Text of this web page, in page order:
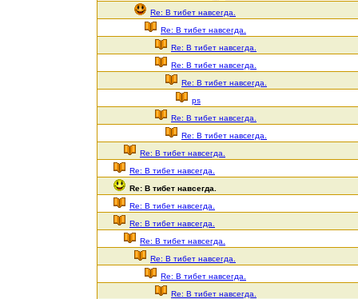
Re: В тибет навсегда.
Re: В тибет навсегда.
Re: В тибет навсегда.
Re: В тибет навсегда.
Re: В тибет навсегда.
ps
Re: В тибет навсегда.
Re: В тибет навсегда.
Re: В тибет навсегда.
Re: В тибет навсегда.
Re: В тибет навсегда.
Re: В тибет навсегда.
Re: В тибет навсегда.
Re: В тибет навсегда.
Re: В тибет навсегда.
Re: В тибет навсегда.
Re: В тибет навсегда.